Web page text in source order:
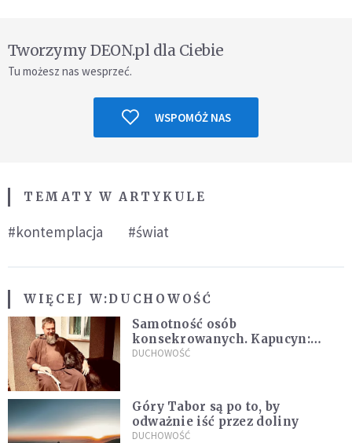
Tworzymy DEON.pl dla Ciebie
Tu możesz nas wesprzeć.
WSPOMÓŻ NAS
TEMATY W ARTYKULE
#kontemplacja #świat
WIĘCEJ W:DUCHOWOŚĆ
Samotność osób
konsekrowanych. Kapucyn:
Życie w pojedynkę rzadko jest
DUCHOWOŚĆ
Góry Tabor są po to, by
odważnie iść przez doliny
DUCHOWOŚĆ